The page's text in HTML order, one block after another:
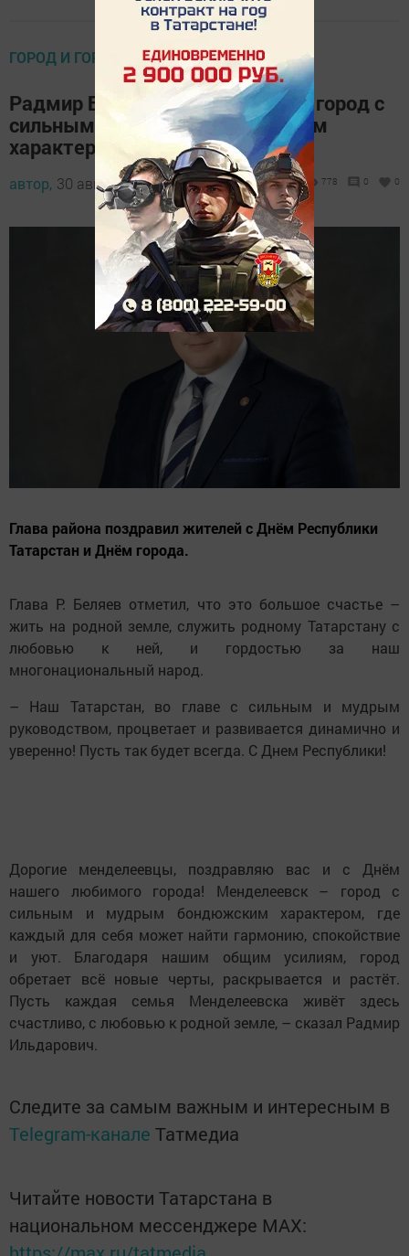
ГОРОД И ГОРОЖАНЕ
Радмир Беляев: Менделеевск – город с
сильным и мудрым бондюжским
характером
автор, 30 августа 2024 - 09:45 778 0 0
Глава района поздравил жителей с Днём Республики
Татарстан и Днём города.
Глава Р. Беляев отметил, что это большое счастье –
жить на родной земле, служить родному Татарстану с
любовью к ней, и гордостью за наш
многонациональный народ.
– Наш Татарстан, во главе с сильным и мудрым
руководством, процветает и развивается динамично и
уверенно! Пусть так будет всегда. С Днем Республики!
Дорогие менделеевцы, поздравляю вас и с Днём
нашего любимого города! Менделеевск – город с
сильным и мудрым бондюжским характером, где
каждый для себя может найти гармонию, спокойствие
и уют. Благодаря нашим общим усилиям, город
обретает всё новые черты, раскрывается и растёт.
Пусть каждая семья Менделеевска живёт здесь
счастливо, с любовью к родной земле, – сказал Радмир
Ильдарович.
Следите за самым важным и интересным в
Telegram-канале Татмедиа
Читайте новости Татарстана в
национальном мессенджере MАХ: